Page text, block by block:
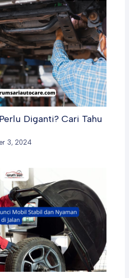
Diganti? Cari Tahu
3, 2024